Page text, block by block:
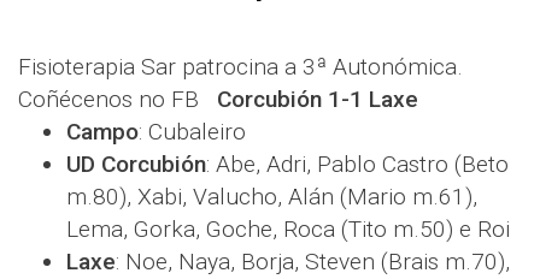
Fisioterapia Sar patrocina a 3ª Autonómica.
Coñécenos no FB Corcubión 1-1 Laxe
Campo: Cubaleiro
UD Corcubión: Abe, Adri, Pablo Castro (Beto
m.80), Xabi, Valucho, Alán (Mario m.61),
Lema, Gorka, Goche, Roca (Tito m.50) e Roi
Laxe: Noe, Naya, Borja, Steven (Brais m.70),